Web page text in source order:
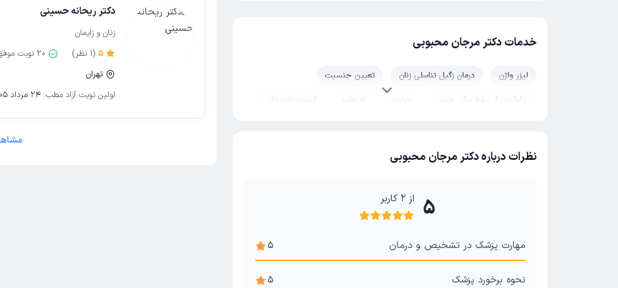
دکتر ریحانه حسینی
زنان و زایمان
5
(
1 نظر) 20 نوبت
تهران
اولین نوبت آزاد مطب: 24 مرداد 1405
خدمات دکتر مرجان محبوبی
لیزر واژن درمان زگیل تناسلی زنان
تعیین جنسیت
جلوگیری از سقط مکرر جنین
سزارین تیروئید
کیست تخمدان
نظرات درباره دکتر مرجان محبوبی
5 از 2کاربر
مهارت پزشک در تشخیص و درمان 5
نحوه برخورد پزشک 5